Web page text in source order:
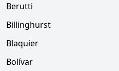
Berutti
Billinghurst
Blaquier
Bolívar